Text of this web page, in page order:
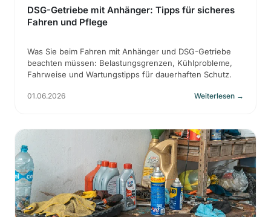
DSG-Getriebe mit Anhänger: Tipps für sicheres
Fahren und Pflege
Was Sie beim Fahren mit Anhänger und DSG-Getriebe
beachten müssen: Belastungsgrenzen, Kühlprobleme,
Fahrweise und Wartungstipps für dauerhaften Schutz.
01.06.2026 Weiterlesen →